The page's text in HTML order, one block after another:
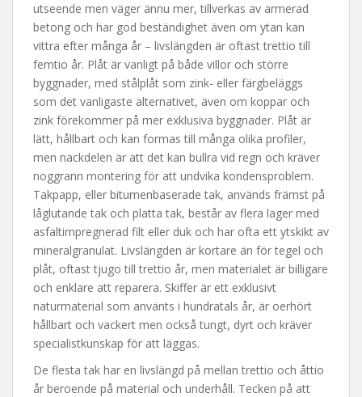
utseende men väger ännu mer, tillverkas av armerad
betong och har god beständighet även om ytan kan
vittra efter många år – livslängden är oftast trettio till
femtio år. Plåt är vanligt på både villor och större
byggnader, med stålplåt som zink- eller färgbeläggs
som det vanligaste alternativet, även om koppar och
zink förekommer på mer exklusiva byggnader. Plåt är
lätt, hållbart och kan formas till många olika profiler,
men nackdelen är att det kan bullra vid regn och kräver
noggrann montering för att undvika kondensproblem.
Takpapp, eller bitumenbaserade tak, används främst på
låglutande tak och platta tak, består av flera lager med
asfaltimpregnerad filt eller duk och har ofta ett ytskikt av
mineralgranulat. Livslängden är kortare än för tegel och
plåt, oftast tjugo till trettio år, men materialet är billigare
och enklare att reparera. Skiffer är ett exklusivt
naturmaterial som använts i hundratals år, är oerhört
hållbart och vackert men också tungt, dyrt och kräver
specialistkunskap för att läggas.
De flesta tak har en livslängd på mellan trettio och åttio
år beroende på material och underhåll. Tecken på att